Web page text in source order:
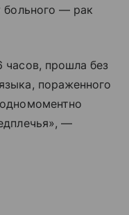
больного — рак
часов, прошла без
пораженного
—